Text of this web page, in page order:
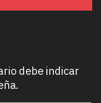
debe indicar